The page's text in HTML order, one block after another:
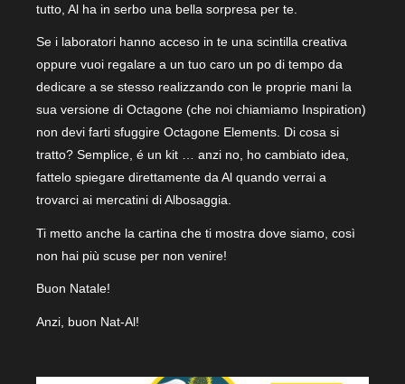
tutto, Al ha in serbo una bella sorpresa per te.
Se i laboratori hanno acceso in te una scintilla creativa
oppure vuoi regalare a un tuo caro un po di tempo da
dedicare a se stesso realizzando con le proprie mani la
sua versione di Octagone (che noi chiamiamo Inspiration)
non devi farti sfuggire Octagone Elements. Di cosa si
tratto? Semplice, é un kit … anzi no, ho cambiato idea,
fattelo spiegare direttamente da Al quando verrai a
trovarci ai mercatini di Albosaggia.
Ti metto anche la cartina che ti mostra dove siamo, così
non hai più scuse per non venire!
Buon Natale!
Anzi, buon Nat-Al!